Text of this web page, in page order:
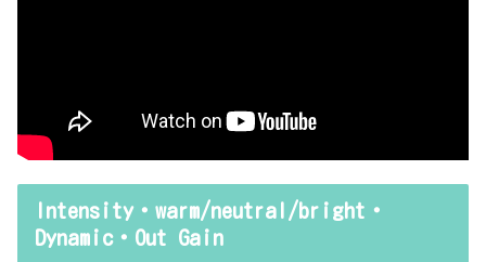
Intensity・warm/neutral/bright・
Dynamic・Out Gain